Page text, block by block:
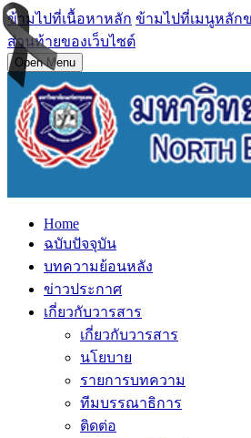
ข้ามไปที่เนื้อหาหลัก ข้ามไปที่เมนูหลัก
ส่วนท้ายของเว็บไซต์
Open Menu
Home
ฉบับปัจจุบัน
บทความย้อนหลัง
ข่าวประกาศ
เกี่ยวกับวารสาร
เกี่ยวกับวารสาร
นโยบาย
รายการบทความ
ทีมบรรณาธิการ
ติดต่อ